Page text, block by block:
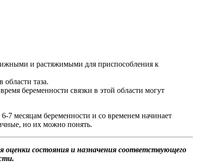
и растяжимыми для приспособления к
таза.
беременности связки в этой области могут
6-7 месяцам беременности и со временем начинает
но их можно понять.
состояния и назначения соответствующего